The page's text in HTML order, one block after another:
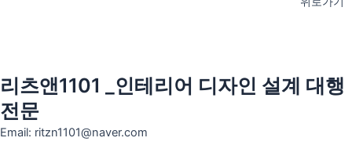
리츠앤1101 _인테리어 디자인 설계 대행
전문
Email: ritzn1101@naver.com